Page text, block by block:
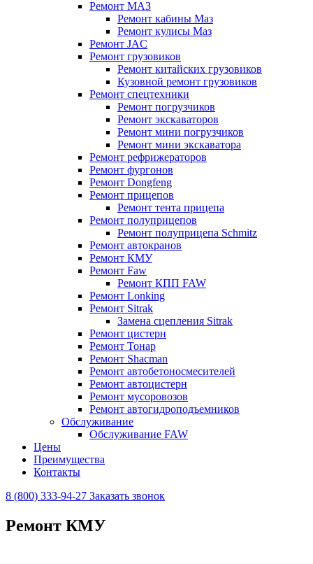
Ремонт МАЗ
Ремонт кабины Маз
Ремонт кулисы Маз
Ремонт JAC
Ремонт грузовиков
Ремонт китайских грузовиков
Кузовной ремонт грузовиков
Ремонт спецтехники
Ремонт погрузчиков
Ремонт экскаваторов
Ремонт мини погрузчиков
Ремонт мини экскаватора
Ремонт рефрижераторов
Ремонт фургонов
Ремонт Dongfeng
Ремонт прицепов
Ремонт тента прицепа
Ремонт полуприцепов
Ремонт полуприцепа Schmitz
Ремонт автокранов
Ремонт КМУ
Ремонт Faw
Ремонт КПП FAW
Ремонт Lonking
Ремонт Sitrak
Замена сцепления Sitrak
Ремонт цистерн
Ремонт Тонар
Ремонт Shacman
Ремонт автобетоносмесителей
Ремонт автоцистерн
Ремонт мусоровозов
Ремонт автогидроподъемников
Обслуживание
Обслуживание FAW
Цены
Преимущества
Контакты
8 (800) 333-94-27 Заказать звонок
Ремонт КМУ